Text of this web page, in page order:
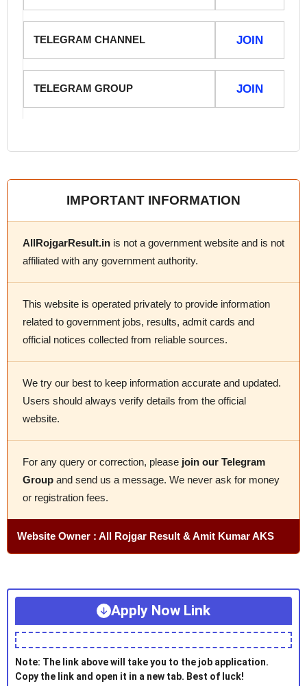
TELEGRAM CHANNEL JOIN
TELEGRAM GROUP JOIN
IMPORTANT INFORMATION
AllRojgarResult.in is not a government website and is not
affiliated with any government authority.
This website is operated privately to provide information
related to government jobs, results, admit cards and
official notices collected from reliable sources.
We try our best to keep information accurate and updated.
Users should always verify details from the official
website.
For any query or correction, please join our Telegram
Group and send us a message. We never ask for money
or registration fees.
Website Owner : All Rojgar Result & Amit Kumar AKS
Apply Now Link
Note: The link above will take you to the job application.
Copy the link and open it in a new tab. Best of luck!